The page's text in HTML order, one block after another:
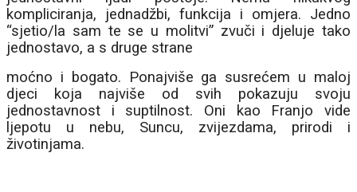
kompliciranja, jednadžbi, funkcija i omjera. Jedno
“sjetio/la sam te se u molitvi” zvuči i djeluje tako
jednostavo, a s druge strane
moćno i bogato. Ponajviše ga susrećem u maloj
djeci koja najviše od svih pokazuju svoju
jednostavnost i suptilnost. Oni kao Franjo vide
ljepotu u nebu, Suncu, zvijezdama, prirodi i
životinjama.